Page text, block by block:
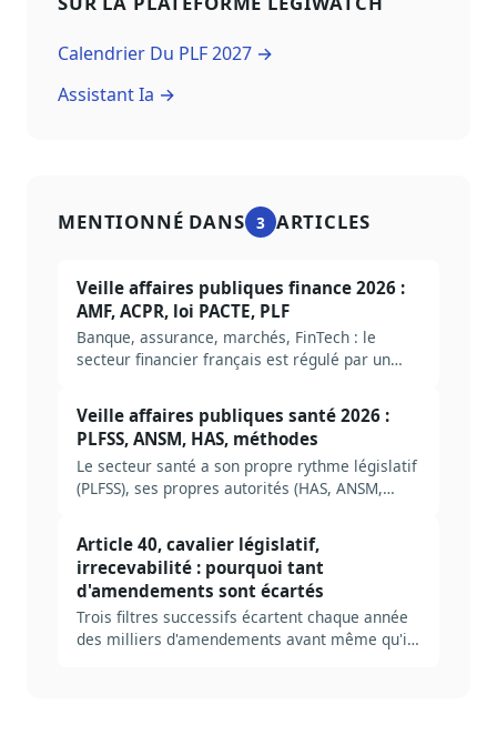
Calendrier Du PLF 2027 →
Assistant Ia →
MENTIONNÉ DANS 3 ARTICLES
Veille affaires publiques finance 2026 :
AMF, ACPR, loi PACTE, PLF
Banque, assurance, marchés, FinTech : le
secteur financier français est régulé par un
ACPR, Banque de France). Méthode complète
pour construire une veille AP finance en 2026,
avec autorités, sources et arbitrages
structurants.
Veille affaires publiques santé 2026 :
PLFSS, ANSM, HAS, méthodes
Le secteur santé a son propre rythme législatif
(PLFSS), ses propres autorités (HAS, ANSM,
pour construire une veille AP santé efficace en
2026, avec les acteurs à suivre, les sources
prioritaires et les erreurs à éviter.
Article 40, cavalier législatif,
irrecevabilité : pourquoi tant
d'amendements sont écartés
Trois filtres successifs écartent chaque année
des milliers d'amendements avant même qu'ils